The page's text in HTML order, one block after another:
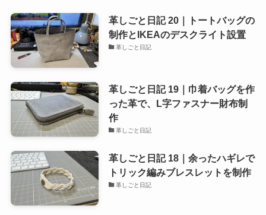
革しごと日記 20｜トートバッグの
制作とIKEAのデスクライト設置
革しごと日記
革しごと日記 19｜巾着バッグを作
った革で、L字ファスナー財布制
作
革しごと日記
革しごと日記 18｜余ったハギレで
トリック編みブレスレットを制作
革しごと日記